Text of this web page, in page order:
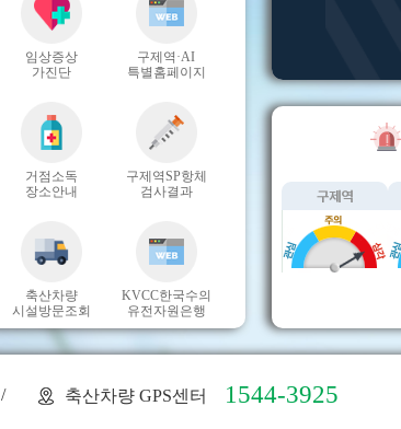
임상증상
가진단
구제역·AI
특별홈페이지
거점소독
장소안내
구제역SP항체
검사결과
축산차량
시설방문조회
KVCC한국수의
유전자원은행
/ 축산차량 GPS센터 1544-3925